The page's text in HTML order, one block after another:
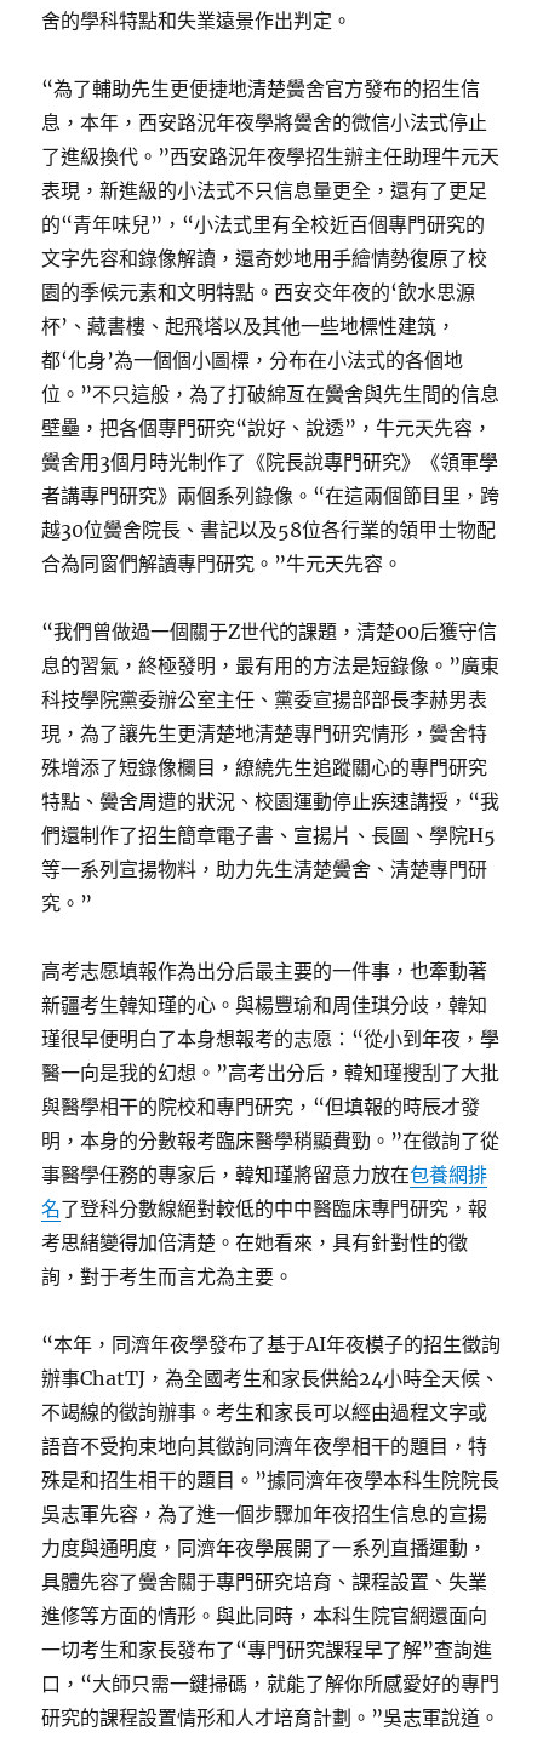
舍的學科特點和失業遠景作出判定。
“為了輔助先生更便捷地清楚黌舍官方發布的招生信
息，本年，西安路況年夜學將黌舍的微信小法式停止
了進級換代。”西安路況年夜學招生辦主任助理牛元天
表現，新進級的小法式不只信息量更全，還有了更足
的“青年味兒”，“小法式里有全校近百個專門研究的
文字先容和錄像解讀，還奇妙地用手繪情勢復原了校
園的季候元素和文明特點。西安交年夜的‘飲水思源
杯’、藏書樓、起飛塔以及其他一些地標性建筑，
都‘化身’為一個個小圖標，分布在小法式的各個地
位。”不只這般，為了打破綿亙在黌舍與先生間的信息
壁壘，把各個專門研究“說好、說透”，牛元天先容，
黌舍用3個月時光制作了《院長說專門研究》《領軍學
者講專門研究》兩個系列錄像。“在這兩個節目里，跨
越30位黌舍院長、書記以及58位各行業的領甲士物配
合為同窗們解讀專門研究。”牛元天先容。
“我們曾做過一個關于Z世代的課題，清楚00后獲守信
息的習氣，終極發明，最有用的方法是短錄像。”廣東
科技學院黨委辦公室主任、黨委宣揚部部長李赫男表
現，為了讓先生更清楚地清楚專門研究情形，黌舍特
殊增添了短錄像欄目，繚繞先生追蹤關心的專門研究
特點、黌舍周遭的狀況、校園運動停止疾速講授，“我
們還制作了招生簡章電子書、宣揚片、長圖、學院H5
等一系列宣揚物料，助力先生清楚黌舍、清楚專門研
究。”
高考志愿填報作為出分后最主要的一件事，也牽動著
新疆考生韓知瑾的心。與楊豐瑜和周佳琪分歧，韓知
瑾很早便明白了本身想報考的志愿：“從小到年夜，學
醫一向是我的幻想。”高考出分后，韓知瑾搜刮了大批
與醫學相干的院校和專門研究，“但填報的時辰才發
明，本身的分數報考臨床醫學稍顯費勁。”在徵詢了從
事醫學任務的專家后，韓知瑾將留意力放在包養網排
名了登科分數線絕對較低的中中醫臨床專門研究，報
考思緒變得加倍清楚。在她看來，具有針對性的徵
詢，對于考生而言尤為主要。
“本年，同濟年夜學發布了基于AI年夜模子的招生徵詢
辦事ChatTJ，為全國考生和家長供給24小時全天候、
不竭線的徵詢辦事。考生和家長可以經由過程文字或
語音不受拘束地向其徵詢同濟年夜學相干的題目，特
殊是和招生相干的題目。”據同濟年夜學本科生院院長
吳志軍先容，為了進一個步驟加年夜招生信息的宣揚
力度與通明度，同濟年夜學展開了一系列直播運動，
具體先容了黌舍關于專門研究培育、課程設置、失業
進修等方面的情形。與此同時，本科生院官網還面向
一切考生和家長發布了“專門研究課程早了解”查詢進
口，“大師只需一鍵掃碼，就能了解你所感愛好的專門
研究的課程設置情形和人才培育計劃。”吳志軍說道。